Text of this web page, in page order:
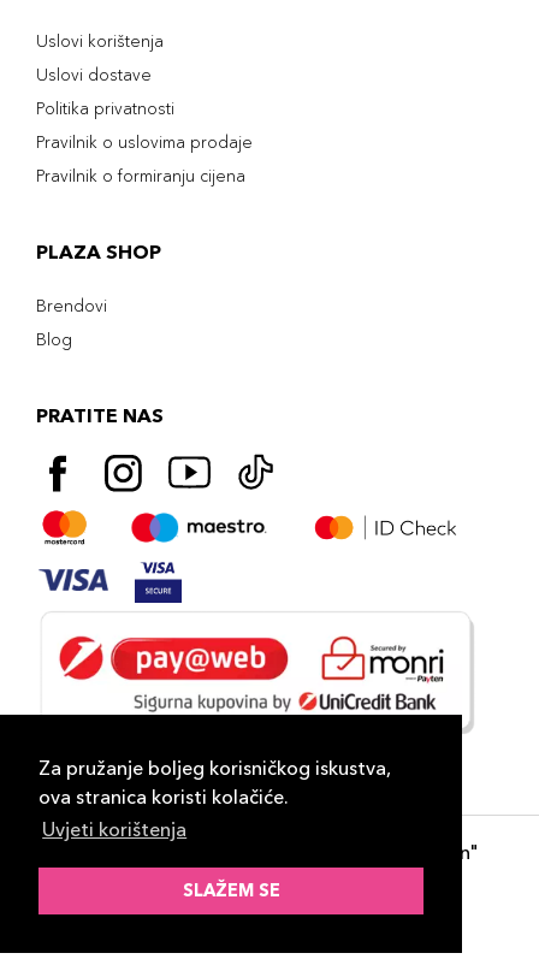
Za pružanje boljeg korisničkog iskustva,
ova stranica koristi kolačiće.
Uvjeti korištenja
SLAŽEM SE
Uslovi korištenja
Uslovi dostave
Politika privatnosti
Pravilnik o uslovima prodaje
Pravilnik o formiranju cijena
PLAZA SHOP
Brendovi
Blog
PRATITE NAS
- "DP Lux Distribution"
d.o.o. Banja Luka
ID-S Consulting d.o.o. Sarajevo